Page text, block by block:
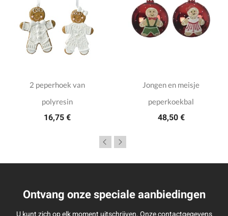
2 peperhoek van
polyresin
16,75 €
Jongen en meisje
peperkoekbal
48,50 €
Ontvang onze speciale aanbiedingen
U kunt zich op elk moment uitschrijven. Onze contactgegevens